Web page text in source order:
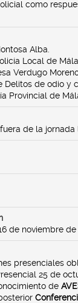
como
Alba.
de
Verdugo
de odio y
Provincial de
de la jornada
de noviembre de
presenciales
25 de
de